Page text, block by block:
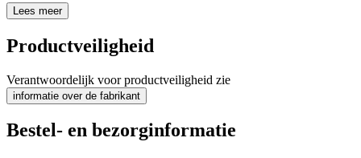
Lees meer
Productveiligheid
Verantwoordelijk voor productveiligheid zie
informatie over de fabrikant
Bestel- en bezorginformatie